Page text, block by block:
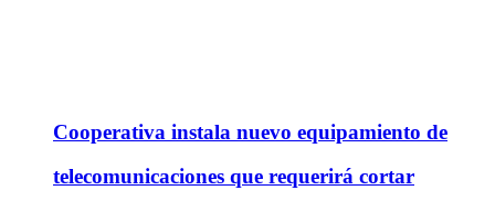
Cooperativa instala nuevo equipamiento de
telecomunicaciones que requerirá cortar